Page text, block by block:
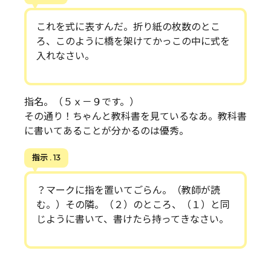
これを式に表すんだ。折り紙の枚数のとこ
ろ、このように橋を架けてかっこの中に式を
入れなさい。
指名。（５ｘ－９です。）
その通り！ちゃんと教科書を見ているなあ。教科書
に書いてあることが分かるのは優秀。
指示 . 13
？マークに指を置いてごらん。（教師が読
む。）その隣。（２）のところ、（１）と同
じように書いて、書けたら持ってきなさい。